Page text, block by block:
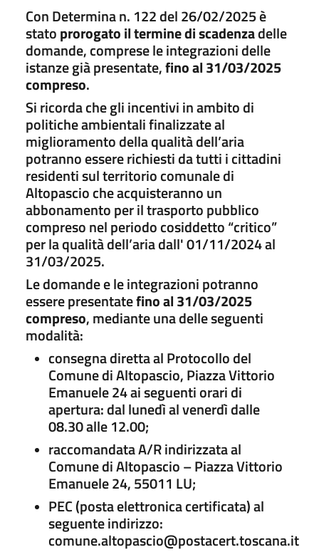
Con Determina n. 122 del 26/02/2025 è
statoprorogato il termine di scadenzadelle
domande, comprese le integrazioni delle
istanze già presentate,fino al 31/03/2025
compreso.
Si ricorda che gli incentivi in ambito di
politiche ambientali finalizzate al
miglioramento della qualità dell’aria
potranno essere richiesti da tutti i cittadini
residenti sul territorio comunale di
Altopascio che acquisteranno un
abbonamento per il trasporto pubblico
compreso nel periodo cosiddetto “critico”
per la qualità dell’aria dall' 01/11/2024 al
31/03/2025.
Le domande e le integrazioni potranno
essere presentatefino al 31/03/2025
compreso, mediante una delle seguenti
modalità:
consegna diretta al Protocollo del
Comune di Altopascio, Piazza Vittorio
Emanuele 24 ai seguenti orari di
apertura: dal lunedì al venerdì dalle
08.30 alle 12.00;
raccomandata A/R indirizzata al
Comune di Altopascio – Piazza Vittorio
Emanuele 24, 55011 LU;
PEC (posta elettronica certificata) al
seguente indirizzo:
comune.altopascio@postacert.toscana.it